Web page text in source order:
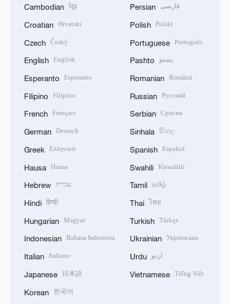
Cambodian ខ្មែរ
Croatian Hrvatski
Czech Český
English English
Esperanto Esperanto
Filipino Filipino
French Français
German Deutsch
Greek Ελληνικά
Hausa Hausa
Hebrew עברית
Hindi हिन्दी
Hungarian Magyar
Indonesian Bahasa Indonesia
Italian Italiano
Japanese 日本語
Korean 한국어
Persian فارسی
Polish Polski
Portuguese Português
Pashto پښتو
Romanian Română
Russian Русский
Serbian Српски
Sinhala සිංහල
Spanish Español
Swahili Kiswahili
Tamil தமிழ்
Thai ไทย
Turkish Türkçe
Ukrainian Українська
Urdu اردو
Vietnamese Tiếng Việt